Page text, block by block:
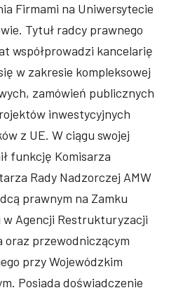
Firmami na Uniwersytecie
Tytuł radcy prawnego
współprowadzi kancelarię
w zakresie kompleksowej
zamówień publicznych
inwestycyjnych
z UE. W ciągu swojej
funkcję Komisarza
Rady Nadzorczej AMW
prawnym na Zamku
w Agencji Restrukturyzacji
oraz przewodniczącym
przy Wojewódzkim
Posiada doświadczenie